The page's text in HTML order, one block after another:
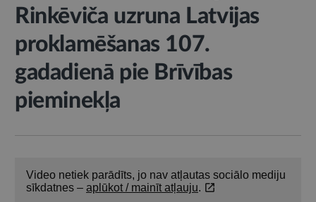
Rinkēviča uzruna Latvijas
proklamēšanas 107.
gadadienā pie Brīvības
pieminekļa